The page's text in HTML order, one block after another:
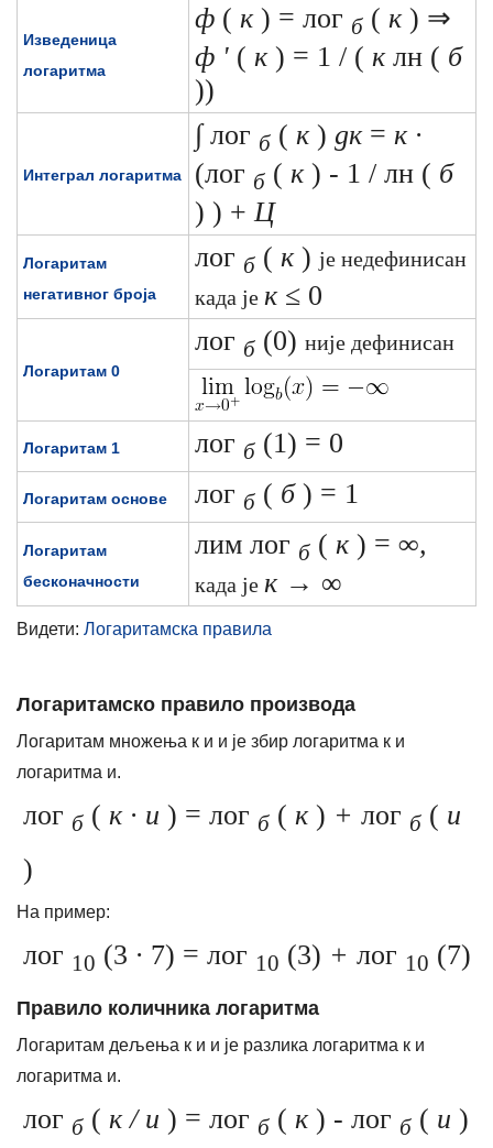
Изведеница
логаритма
ф ( к) = лог б ( к) ⇒
ф ' ( к) = 1 / ( клн ( б
))
Интеграл логаритма
∫лог б ( к) дк= к ∙
(лог б ( к) - 1 / лн ( б
) ) +Ц
Логаритам
негативног броја
лог б ( к) је недефинисан
када је к≤ 0
Логаритам 0
лог б (0) није дефинисан
Логаритам 1 лог б (1) = 0
Логаритам основе лог б ( б) = 1
Логаритам
бесконачности
лим лог б ( к) = ∞,
када је к→ ∞
Видети: Логаритамска правила
Логаритамско правило производа
Логаритам множења к и и је збир логаритма к и
логаритма и.
лог б ( к ∙ и ) = лог б ( к) + лог б ( и
)
На пример:
лог 10 (3 ∙ 7) = лог 10 (3) + лог 10 (7)
Правило количника логаритма
Логаритам дељења к и и је разлика логаритма к и
логаритма и.
лог б ( к / и ) = лог б ( к) - лог б ( и )